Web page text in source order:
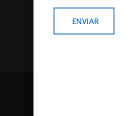
Politicas de despacho